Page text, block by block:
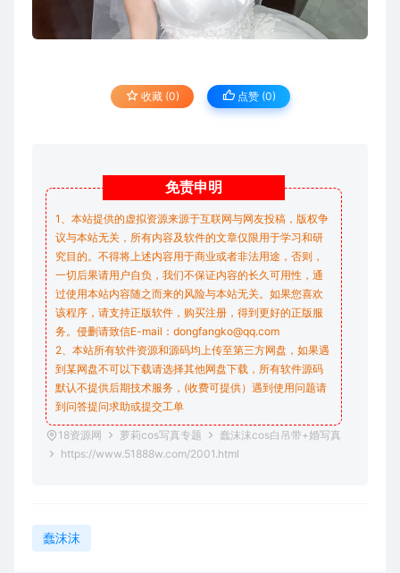
收藏 (0) 点赞 (0)
免责申明
1、本站提供的虚拟资源来源于互联网与网友投稿，版权争
议与本站无关，所有内容及软件的文章仅限用于学习和研
究目的。不得将上述内容用于商业或者非法用途，否则，
一切后果请用户自负，我们不保证内容的长久可用性，通
过使用本站内容随之而来的风险与本站无关。如果您喜欢
该程序，请支持正版软件，购买注册，得到更好的正版服
务。侵删请致信E-mail：dongfangko@qq.com
2、本站所有软件资源和源码均上传至第三方网盘，如果遇
到某网盘不可以下载请选择其他网盘下载，所有软件源码
默认不提供后期技术服务，(收费可提供）遇到使用问题请
到问答提问求助或提交工单
18资源网 萝莉cos写真专题
蠢沫沫cos白吊带+婚写真
https://www.51888w.com/2001.html
蠢沫沫